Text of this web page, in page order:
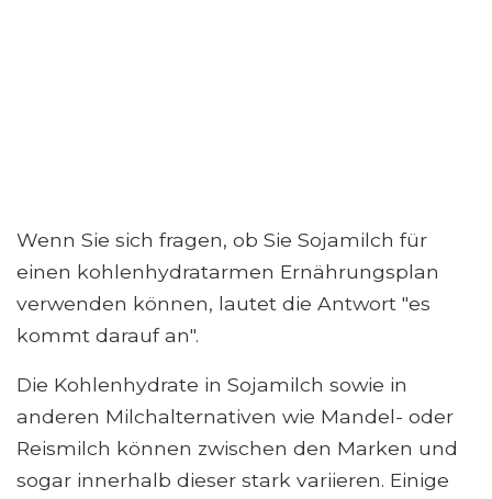
Wenn Sie sich fragen, ob Sie Sojamilch für
einen kohlenhydratarmen Ernährungsplan
verwenden können, lautet die Antwort "es
kommt darauf an".
Die Kohlenhydrate in Sojamilch sowie in
anderen Milchalternativen wie Mandel- oder
Reismilch können zwischen den Marken und
sogar innerhalb dieser stark variieren. Einige